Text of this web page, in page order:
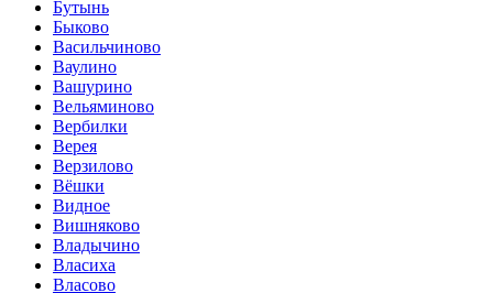
Бутынь
Быково
Васильчиново
Ваулино
Вашурино
Вельяминово
Вербилки
Верея
Верзилово
Вёшки
Видное
Вишняково
Владычино
Власиха
Власово